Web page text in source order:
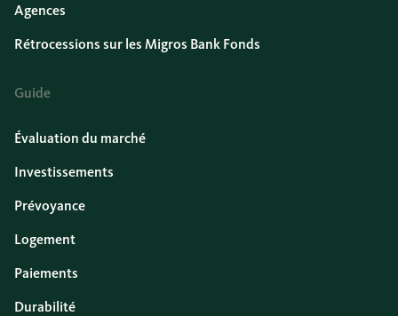
Agences
Rétrocessions sur les Migros Bank Fonds
Guide
Évaluation du marché
Investissements
Prévoyance
Logement
Paiements
Durabilité